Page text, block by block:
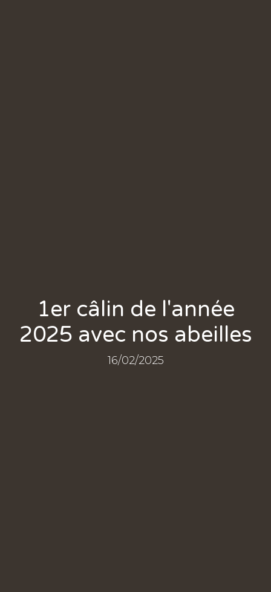
1er câlin de l'année
2025 avec nos abeilles
16/02/2025